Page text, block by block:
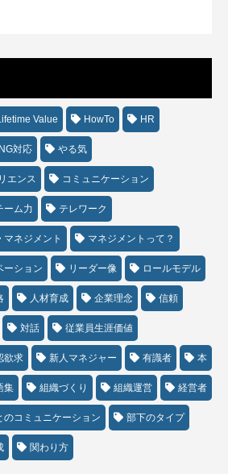
Value HowTo HR
NG対応 やる気
エンス コミュニケーション
ーム力 テレワーク
マネジメント マネジメントって？
ーション リーダー像 ロールモデル
人材育成 企業理念 信頼
対話 従業員生涯価値
欲求 新人マネジャー 有識者 本
集 組織づくり 組織運営 経営者
のコミュニケーション 部下のタイプ
関わり方